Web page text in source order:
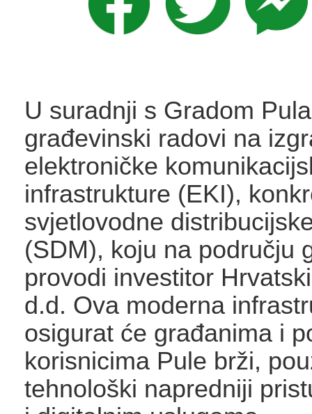
U suradnji s Gradom
građevinski radovi na
elektroničke
infrastrukture (EKI),
svjetlovodne
(SDM), koju na području
provodi investitor
d.d. Ova moderna
osigurat će građanima i
korisnicima Pule brži,
tehnološki napredniji